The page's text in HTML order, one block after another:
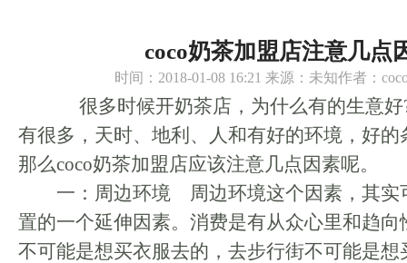
coco奶茶加盟店注意几点
时间：2018-01-08 16:21 来源：未知作者：
很多时候开奶茶店，为什么有的生意好
有很多，天时、地利、人和有好的环境，好的
那么coco奶茶加盟店应该注意几点因素呢。
一：周边环境 周边环境这个因素，其实
置的一个延伸因素。消费是有从众心里和趋向
不可能是想买衣服去的，去步行街不可能是